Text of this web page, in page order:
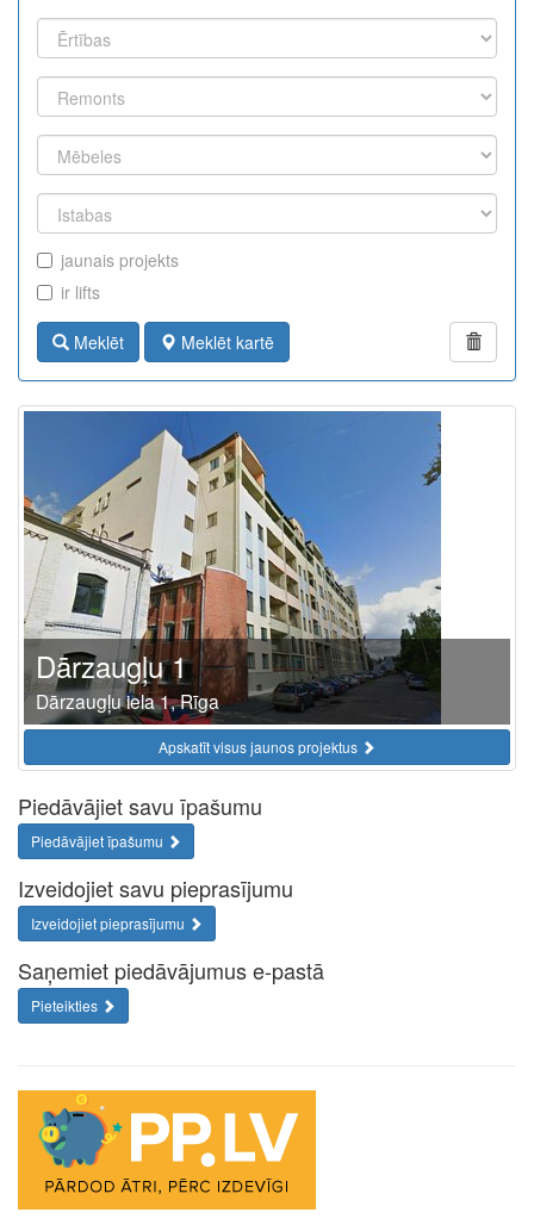
jaunais projekts
ir lifts
Meklēt Meklēt kartē
Dārzaugļu 1
Dārzaugļu iela 1, Rīga
Apskatīt visus jaunos projektus
Piedāvājiet savu īpašumu
Piedāvājiet īpašumu
Izveidojiet savu pieprasījumu
Izveidojiet pieprasījumu
Saņemiet piedāvājumus e-pastā
Pieteikties